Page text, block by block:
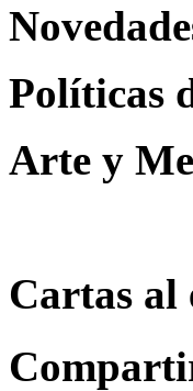
Políticas
Arte y
Cartas al